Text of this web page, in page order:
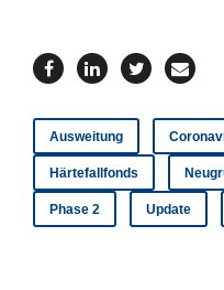
Ausweitung
Härtefallfonds
Phase 2 Update